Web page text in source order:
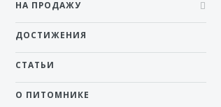
НА ПРОДАЖУ
ДОСТИЖЕНИЯ
СТАТЬИ
О ПИТОМНИКЕ